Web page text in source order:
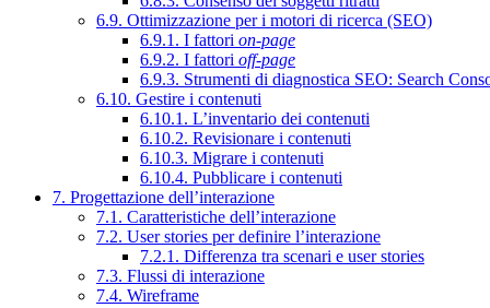
6.9. Ottimizzazione per i motori di ricerca (SEO)
6.9.1. I fattori on-page
6.9.2. I fattori off-page
6.9.3. Strumenti di diagnostica SEO: Search
6.10. Gestire i contenuti
6.10.1. L’inventario dei contenuti
6.10.2. Revisionare i contenuti
6.10.3. Migrare i contenuti
6.10.4. Pubblicare i contenuti
7. Progettazione dell’interazione
7.1. Caratteristiche dell’interazione
7.2. User stories per definire l’interazione
7.2.1. Differenza tra scenari e user stories
7.3. Flussi di interazione
7.4. Wireframe